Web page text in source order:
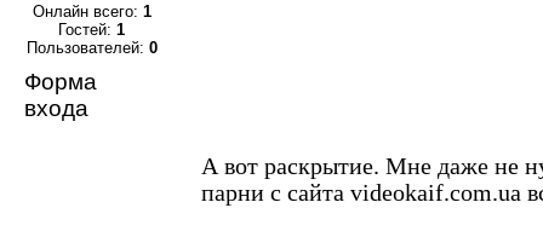
Онлайн всего: 1
Гостей: 1
Пользователей: 0
Форма
входа
А вот раскрытие. Мне даже не
парни с сайта videokaif.com.ua